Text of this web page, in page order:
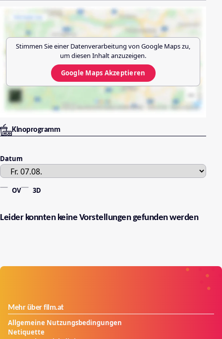
Stimmen Sie einer Datenverarbeitung von Google Mapszu,
um diesen Inhalt anzuzeigen.
Google Maps Akzeptieren
Kinoprogramm
Datum
OV 3D
Leider konnten keine Vorstellungen gefunden werden
Mehr über film.at
Allgemeine Nutzungsbedingungen
Netiquette